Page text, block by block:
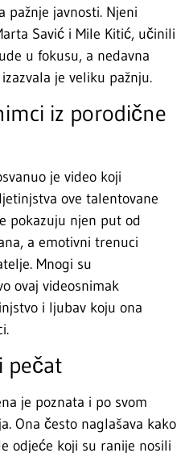
pažnje javnosti. Njeni
Savić i Mile Kitić, učinili
u fokusu, a nedavna
je veliku pažnju.
iz porodične
je video koji
ove talentovane
pokazuju njen put od
a emotivni trenuci
Mnogi su
ovaj videosnimak
i ljubav koju ona
pečat
je poznata i po svom
Ona često naglašava kako
odjeće koji su ranije nosili